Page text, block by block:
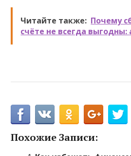
Читайте также: Почему
счёте не всегда выгодны:
Похожие Записи: